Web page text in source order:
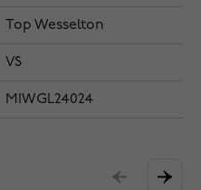
Top Wesselton
VS
MIWGL24024